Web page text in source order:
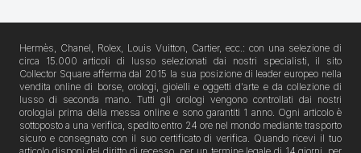
Hermès, Chanel, Rolex, Louis Vuitton, Cartier, ecc.: con una selezione di
circa 15.000 articoli di lusso selezionati dai nostri specialisti, il sito
Collector Square afferma dal 2015 la sua posizione di leader europeo nella
vendita online di borse, orologi, gioielli e oggetti d'arte e da collezione di
lusso di seconda mano. Tutti gli orologi vengono controllati dai nostri
orologiai prima della messa online e sono garantiti 1 anno. Ogni articolo è
sottoposto a una verifica, spedito entro 24 ore nel mondo mediante trasporto
sicuro e consegnato con il suo certificato di verifica. Quando ricevi il tuo